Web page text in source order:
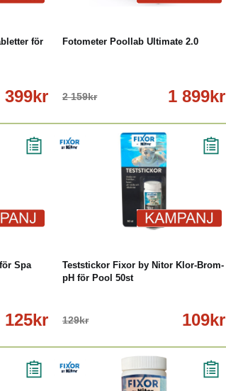
för
399kr
Fotometer Poollab Ultimate 2.0
2 159kr 1 899kr
Spa
125kr
Läs mer
Teststickor Fixor by Nitor Klor-Brom-
pH för Pool 50st
129kr 109kr
Köp Läs mer